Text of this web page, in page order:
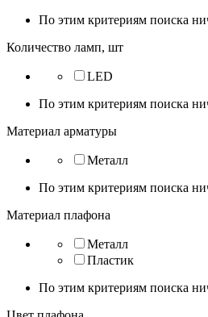
По этим критериям поиска
Количество ламп, шт
LED
По этим критериям поиска
Материал арматуры
Металл
По этим критериям поиска
Материал плафона
Металл
Пластик
По этим критериям поиска